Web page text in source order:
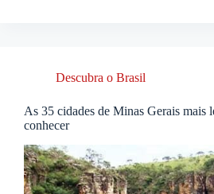
Descubra o Brasil
As 35 cidades de Minas Gerais mais
conhecer